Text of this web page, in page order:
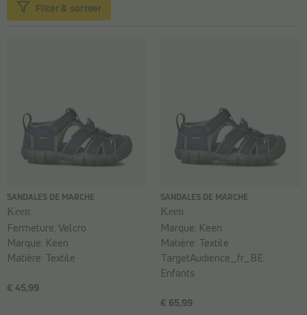
Filter & sorteer
SANDALES DE MARCHE
Keen
€ 45,99
Fermeture:Velcro
Marque: Keen
Matière: Textile
SANDALES DE MARCHE
Keen
€ 65,99
Marque: Keen
Matière: Textile
TargetAudience_fr_BE:
Enfants